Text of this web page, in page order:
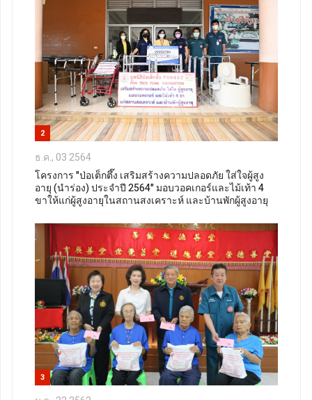
2
ธ.ค., 03 2564
โครงการ "ป่อเต็กตึ๊ง เสริมสร้างความปลอดภัย ใส่ใจผู้สูง
อายุ (นำร่อง) ประจำปี 2564" มอบวอคเกอร์และไม้เท้า 4
ขาให้แก่ผู้สูงอายุในสถานสงเคราะห์ และบ้านพักผู้สูงอายุ
3